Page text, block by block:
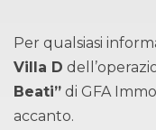
Per qualsiasi
Villa D
Beati” di GFA
accanto.